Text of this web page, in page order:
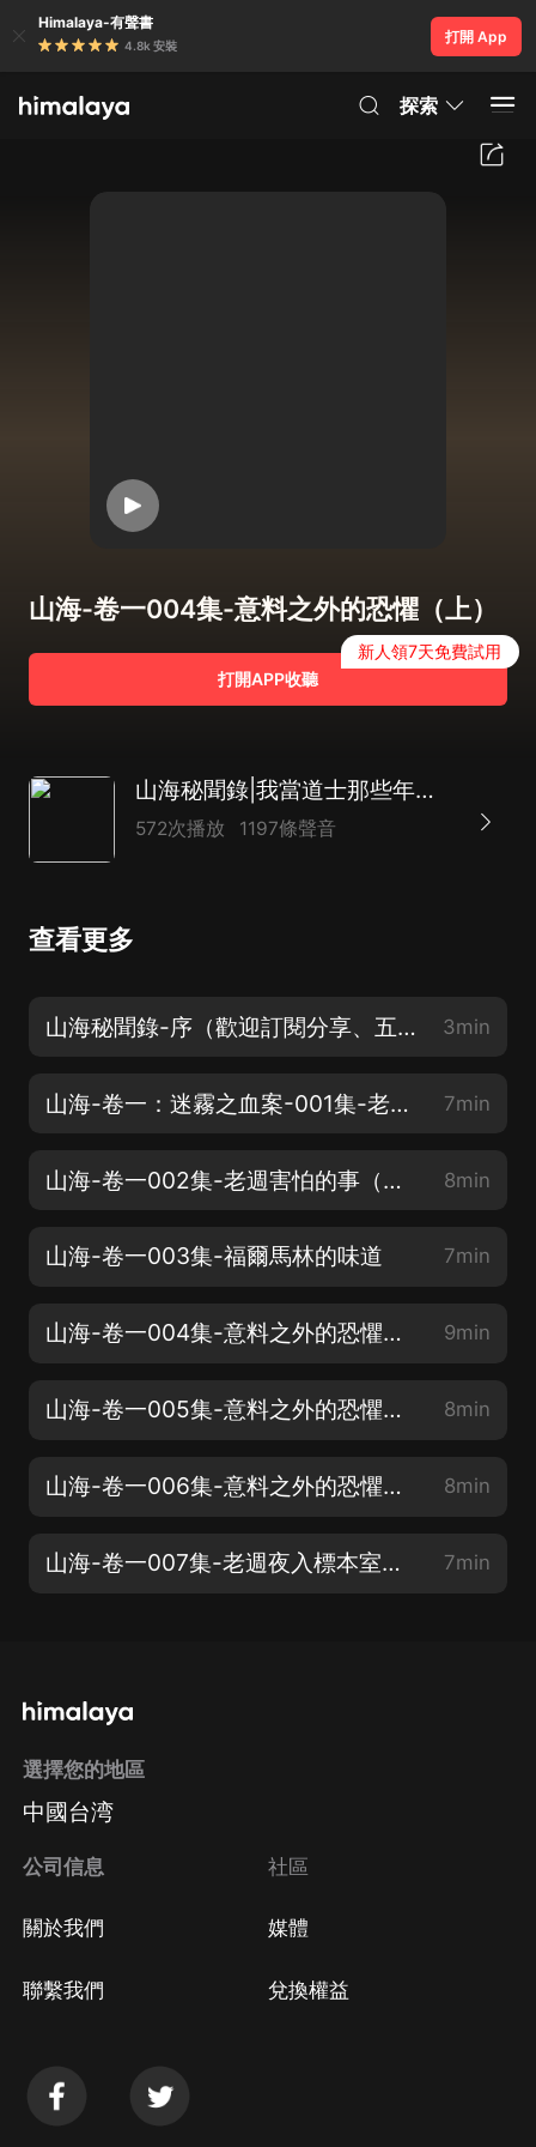
Himalaya-有聲書
4.8k 安裝
打開 App
探索
山海-卷一004集-意料之外的恐懼（上）
打開APP收聽
新人領7天免費試用
山海秘聞錄|我當道士那些年姊妹篇|多人有聲劇
572次播放 1197條聲音
查看更多
山海秘聞錄-序（歡迎訂閱分享、五星好評，感謝支持！） 3min
山海-卷一：迷霧之血案-001集-老週害怕的事（上） 7min
山海-卷一002集-老週害怕的事（下） 8min
山海-卷一003集-福爾馬林的味道 7min
山海-卷一004集-意料之外的恐懼（上） 9min
山海-卷一005集-意料之外的恐懼（中） 8min
山海-卷一006集-意料之外的恐懼（下） 8min
山海-卷一007集-老週夜入標本室（上） 7min
選擇您的地區
中國台湾
公司信息
關於我們
聯繫我們
社區
媒體
兌換權益